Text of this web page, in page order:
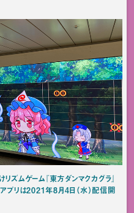
ズムゲーム『東方ダンマクカグラ』
プリは2021年8月4日（水）配信開